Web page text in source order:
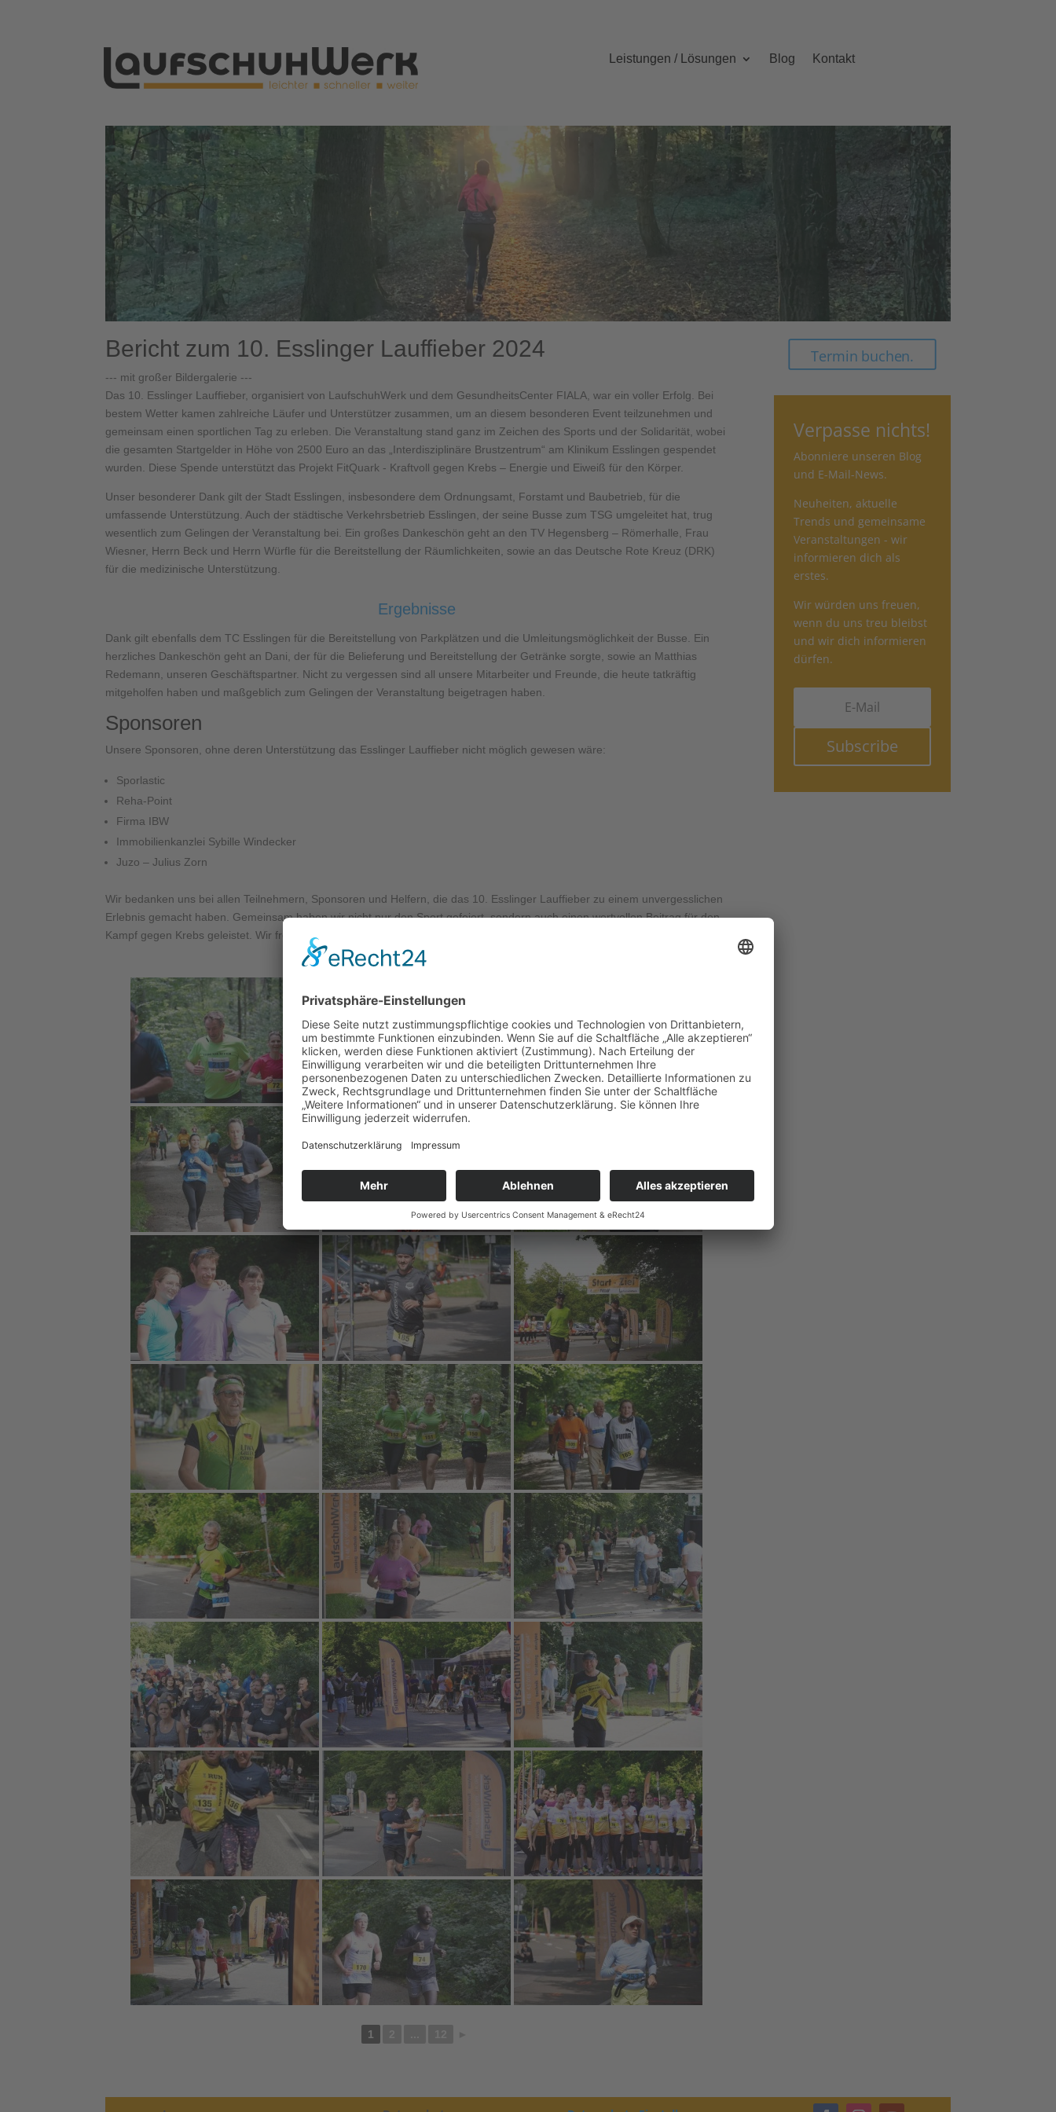
Leistungen / Lösungen Blog Kontakt
Bericht zum 10. Esslinger Lauffieber 2024
--- mit großer Bildergalerie ---
Das 10. Esslinger Lauffieber, organisiert von LaufschuhWerk und dem GesundheitsCenter FIALA, war ein voller Erfolg. Bei
bestem Wetter kamen zahlreiche Läufer und Unterstützer zusammen, um an diesem besonderen Event teilzunehmen und
gemeinsam einen sportlichen Tag zu erleben. Die Veranstaltung stand ganz im Zeichen des Sports und der Solidarität, wobei
die gesamten Startgelder in Höhe von 2500 Euro an das „Interdisziplinäre Brustzentrum“ am Klinikum Esslingen gespendet
wurden. Diese Spende unterstützt das Projekt FitQuark - Kraftvoll gegen Krebs – Energie und Eiweiß für den Körper.
Unser besonderer Dank gilt der Stadt Esslingen, insbesondere dem Ordnungsamt, Forstamt und Baubetrieb, für die
umfassende Unterstützung. Auch der städtische Verkehrsbetrieb Esslingen, der seine Busse zum TSG umgeleitet hat, trug
wesentlich zum Gelingen der Veranstaltung bei. Ein großes Dankeschön geht an den TV Hegensberg – Römerhalle, Frau
Wiesner, Herrn Beck und Herrn Würfle für die Bereitstellung der Räumlichkeiten, sowie an das Deutsche Rote Kreuz (DRK)
für die medizinische Unterstützung.
Ergebnisse
Dank gilt ebenfalls dem TC Esslingen für die Bereitstellung von Parkplätzen und die Umleitungsmöglichkeit der Busse. Ein
herzliches Dankeschön geht an Dani, der für die Belieferung und Bereitstellung der Getränke sorgte, sowie an Matthias
Redemann, unseren Geschäftspartner. Nicht zu vergessen sind all unsere Mitarbeiter und Freunde, die heute tatkräftig
mitgeholfen haben und maßgeblich zum Gelingen der Veranstaltung beigetragen haben.
Sponsoren
Unsere Sponsoren, ohne deren Unterstützung das Esslinger Lauffieber nicht möglich gewesen wäre:
Sporlastic
Reha-Point
Firma IBW
Immobilienkanzlei Sybille Windecker
Juzo – Julius Zorn
Wir bedanken uns bei allen Teilnehmern, Sponsoren und Helfern, die das 10. Esslinger Lauffieber zu einem unvergesslichen
Erlebnis gemacht haben. Gemeinsam haben wir nicht nur den Sport gefeiert, sondern auch einen wertvollen Beitrag für den
Kampf gegen Krebs geleistet. Wir freuen uns bereits auf das nächste Jahr!
1
Termin buchen.
Verpasse nichts!
Abonniere unseren Blog
und E-Mail-News.
Neuheiten, aktuelle
Trends und gemeinsame
Veranstaltungen - wir
informieren dich als
erstes.
Wir würden uns freuen,
wenn du uns treu bleibst
und wir dich informieren
dürfen.
Subscribe